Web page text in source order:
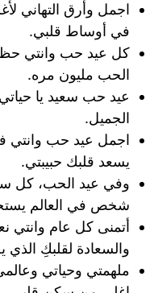
اجمل وأرق التهاني
في أوساط قلبي.
كل عيد حب وانتي
الحب مليون مره.
عيد حب سعيد يا
الجميل.
اجمل عيد حب وانتي
يسعد قلبك حبيبتي.
وفي عيد الحب، كل سنه
شخص في العالم
أتمنى كل عام وانتي
والسعادة لقلبكِ
ملهمتي وحياتي